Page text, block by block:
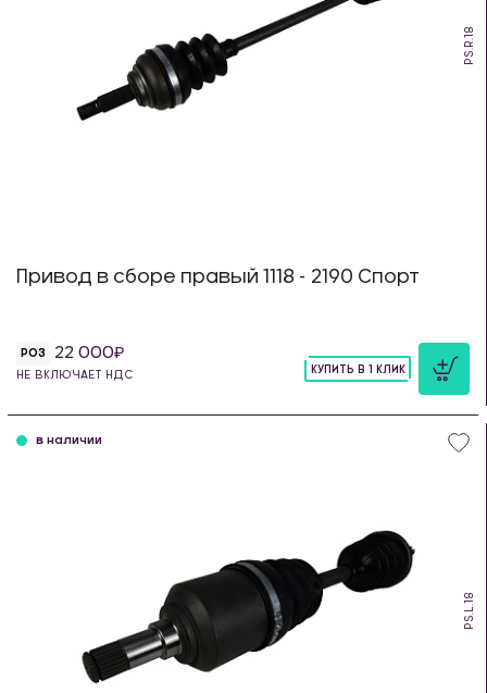
PS.R.18
Привод в сборе правый 1118 - 2190 Спорт
РОЗ 22 000
НЕ ВКЛЮЧАЕТ НДС
КУПИТЬ В 1 КЛИК
PS.L.18
в наличии